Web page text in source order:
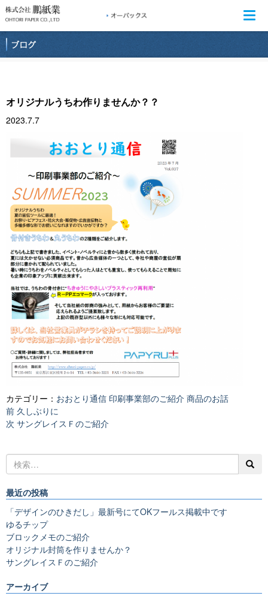
オリジナルうちわ作りませんか？？
2023.7.7
カテゴリー： おおとり通信 印刷事業部のご紹介 商品のお話
投
稿
ー
シ
ョ
ン
前 前
の
久しぶりに
次 次
稿:
サングレイスＦのご紹介
最近の投稿
「デザインのひきだし」最新号にてOKフールス掲載中です
ゆるチップ
ブロックメモのご紹介
オリジナル封筒を作りませんか？
サングレイスＦのご紹介
アーカイブ